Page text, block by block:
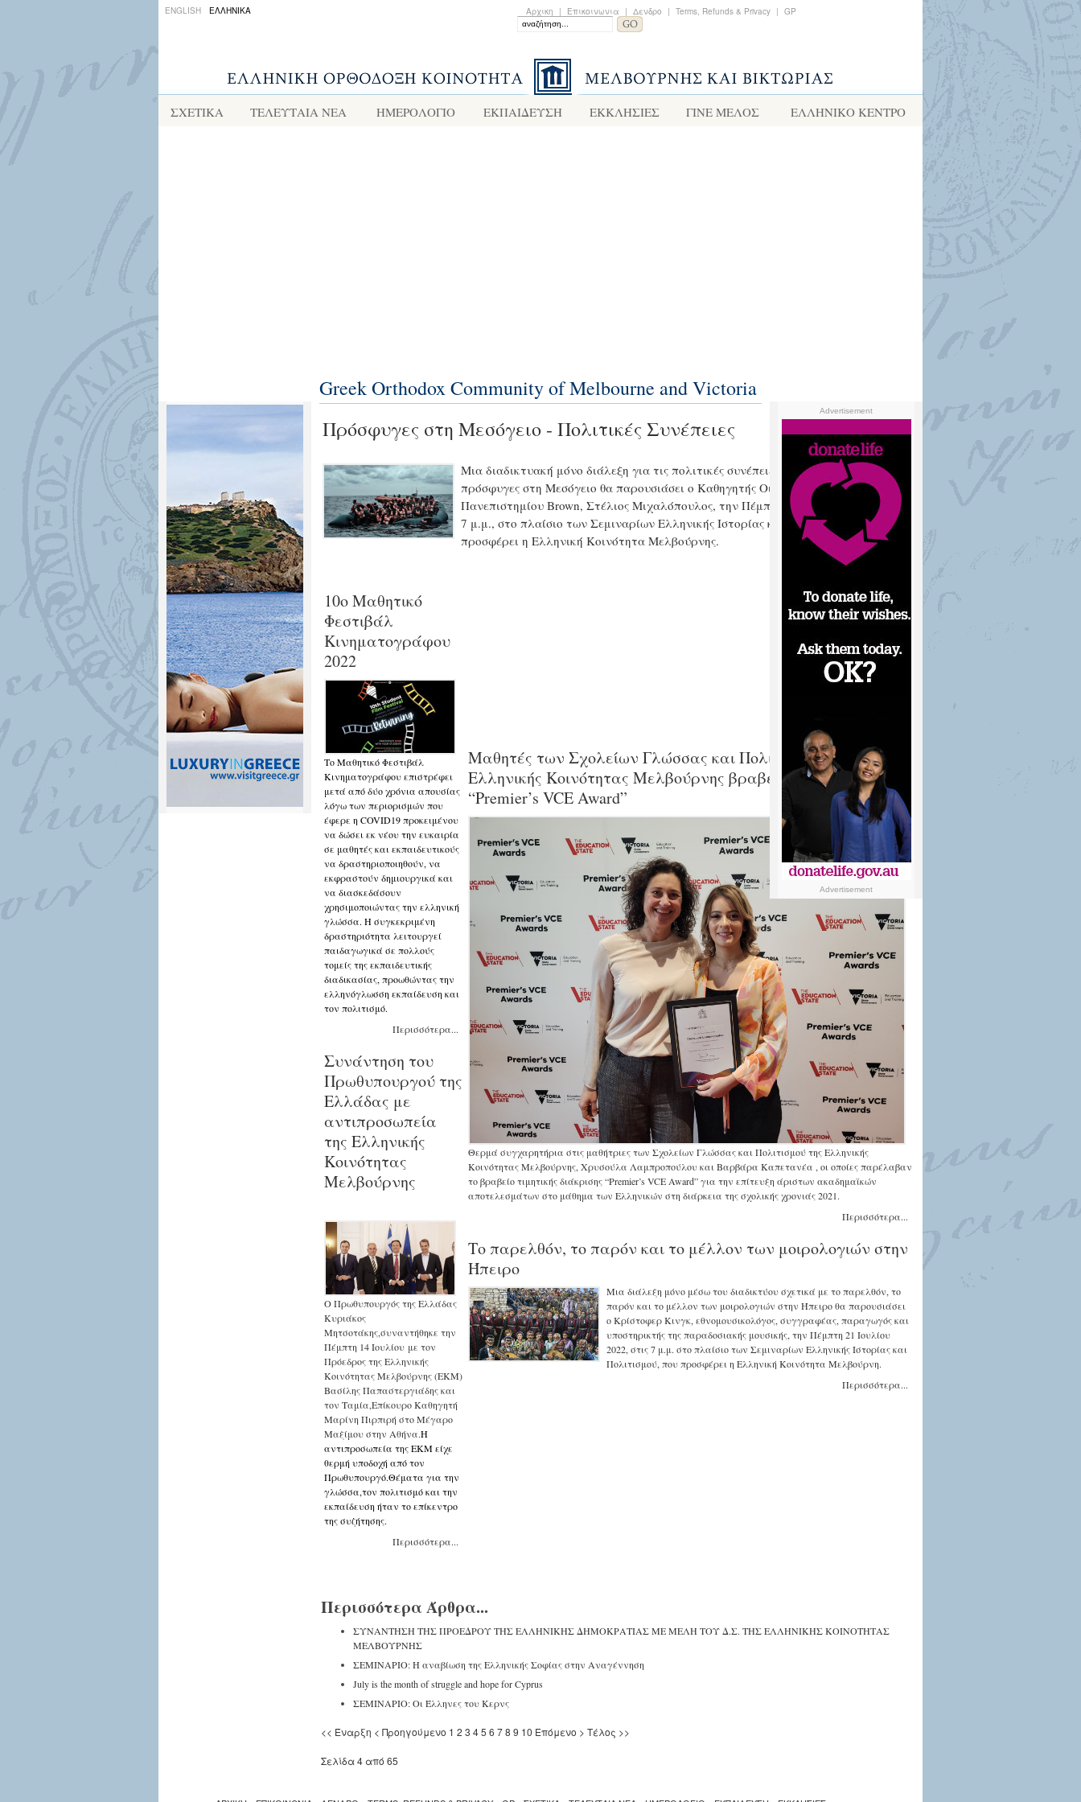
ENGLISH ΕΛΛΗΝΙΚΑ Αρχικη | Επικοινωνια | Δενδρο | Terms, Refunds & Privacy | GP
ΣΧΕΤΙΚΑ ΤΕΛΕΥΤΑΙΑ ΝΕΑ ΗΜΕΡΟΛΟΓΙΟ ΕΚΠΑΙΔΕΥΣΗ ΕΚΚΛΗΣΙΕΣ ΓΙΝΕ ΜΕΛΟΣ ΕΛΛΗΝΙΚΌ ΚΈΝΤΡΟ
Greek Orthodox Community of Melbourne and Victoria
Πρόσφυγες στη Μεσόγειο - Πολιτικές Συνέπειες
Μια διαδικτυακή μόνο διάλεξη για τις πολιτικές συνέπειες της κρίσης με τους
πρόσφυγες στη Μεσόγειο θα παρουσιάσει ο Καθηγητής Οικονομικών του
Πανεπιστημίου Brown, Στέλιος Μιχαλόπουλος, την Πέμπτη 4 Αυγούστου 2022, στις
7 μ.μ., στο πλαίσιο των Σεμιναρίων Ελληνικής Ιστορίας και Πολιτισμού που
προσφέρει η Ελληνική Κοινότητα Μελβούρνης.
Περισσότερα...
10ο Μαθητικό
Φεστιβάλ
Κινηματογράφου
2022
Tο Μαθητικό Φεστιβάλ
Κινηματογράφου επιστρέφει
μετά από δύο χρόνια απουσίας
λόγω των περιορισμών που
έφερε η COVID19 προκειμένου
να δώσει εκ νέου την ευκαιρία
σε μαθητές και εκπαιδευτικούς
να δραστηριοποιηθούν, να
εκφραστούν δημιουργικά και
να διασκεδάσουν
χρησιμοποιώντας την ελληνική
γλώσσα. Η συγκεκριμένη
δραστηριότητα λειτουργεί
παιδαγωγικά σε πολλούς
τομείς της εκπαιδευτικής
διαδικασίας, προωθώντας την
ελληνόγλωσση εκπαίδευση και
τον πολιτισμό.
Περισσότερα...
Συνάντηση του
Πρωθυπουργού της
Ελλάδας με
αντιπροσωπεία
της Ελληνικής
Κοινότητας
Μελβούρνης
Ο Πρωθυπουργός της Ελλάδας
Κυριάκος
Μητσοτάκης,συναντήθηκε την
Πέμπτη 14 Ιουλίου με τον
Πρόεδρος της Ελληνικής
Κοινότητας Μελβούρνης (ΕΚΜ)
Βασίλης Παπαστεργιάδης και
τον Ταμία,Επίκουρο Καθηγητή
Μαρίνη Πιρπιρή στο Μέγαρο
Μαξίμου στην Αθήνα.Η
αντιπροσωπεία της ΕΚΜ είχε
θερμή υποδοχή από τον
Πρωθυπουργό.Θέματα για την
γλώσσα,τον πολιτισμό και την
εκπαίδευση ήταν το επίκεντρο
της συζήτησης.
Περισσότερα...
Μαθητές των Σχολείων Γλώσσας και Πολιτισμού της
Ελληνικής Κοινότητας Μελβούρνης βραβεύτηκαν με το
“Premier’s VCE Award”
Θερμά συγχαρητήρια στις μαθήτριες των Σχολείων Γλώσσας και Πολιτισμού της Ελληνικής
Κοινότητας Μελβούρνης, Χρυσούλα Λαμπροπούλου και Βαρβάρα Καπετανέα , οι οποίες παρέλαβαν
το βραβείο τιμητικής διάκρισης “Premier’s VCE Award” για την επίτευξη άριστων ακαδημαϊκών
αποτελεσμάτων στο μάθημα των Ελληνικών στη διάρκεια της σχολικής χρονιάς 2021.
Περισσότερα...
Το παρελθόν, το παρόν και το μέλλον των μοιρολογιών στην
Ήπειρο
Μια διάλεξη μόνο μέσω του διαδικτύου σχετικά με το παρελθόν, το
παρόν και το μέλλον των μοιρολογιών στην Ήπειρο θα παρουσιάσει
ο Κρίστοφερ Κινγκ, εθνομουσικολόγος, συγγραφέας, παραγωγός και
υποστηρικτής της παραδοσιακής μουσικής, την Πέμπτη 21 Ιουλίου
2022, στις 7 μ.μ. στο πλαίσιο των Σεμιναρίων Ελληνικής Ιστορίας και
Πολιτισμού, που προσφέρει η Ελληνική Κοινότητα Μελβούρνη.
Περισσότερα...
Περισσότερα Άρθρα...
ΣΥΝΑΝΤΗΣΗ ΤΗΣ ΠΡΟΕΔΡΟΥ ΤΗΣ ΕΛΛΗΝΙΚΗΣ ΔΗΜΟΚΡΑΤΙΑΣ ΜΕ ΜΕΛΗ ΤΟΥ Δ.Σ. ΤΗΣ ΕΛΛΗΝΙΚΗΣ ΚΟΙΝΟΤΗΤΑΣ
ΜΕΛΒΟΥΡΝΗΣ
ΣΕΜΙΝΑΡΙΟ: Η αναβίωση της Ελληνικής Σοφίας στην Αναγέννηση
July is the month of struggle and hope for Cyprus
ΣΕΜΙΝΑΡΙΟ: Οι Έλληνες του Κερνς
<< Έναρξη < Προηγούμενο 1 2 3 45 6 78 9 10 Επόμενο > Τέλος >>
Σελίδα 4 από 65
Advertisement
Advertisement